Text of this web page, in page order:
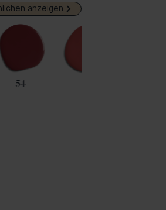
anzeigen
54